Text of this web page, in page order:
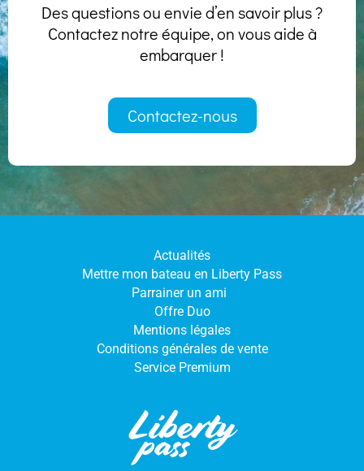
Des questions ou envie d’en savoir plus ?
Contactez notre équipe, on vous aide à
embarquer !
Contactez-nous
Actualités
Mettre mon bateau en Liberty Pass
Parrainer un ami
Offre Duo
Mentions légales
Conditions générales de vente
Service Premium